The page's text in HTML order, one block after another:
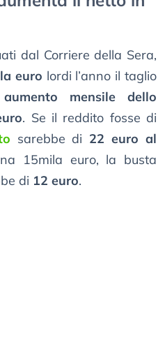
dal Corriere della Sera,
euro lordi l’anno il taglio
aumento mensile dello
. Se il reddito fosse di
sarebbe di 22 euro al
15mila euro, la busta
di 12 euro.